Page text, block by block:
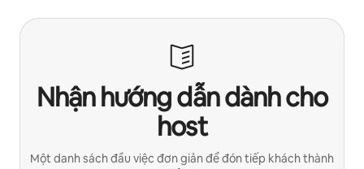
Nhận hướng dẫn dành cho
host
Một danh sách đầu việc đơn giản để đón tiếp khách thành